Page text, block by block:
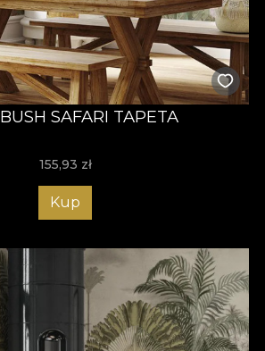
SAFARI TAPETA
155,93 zł
Kup